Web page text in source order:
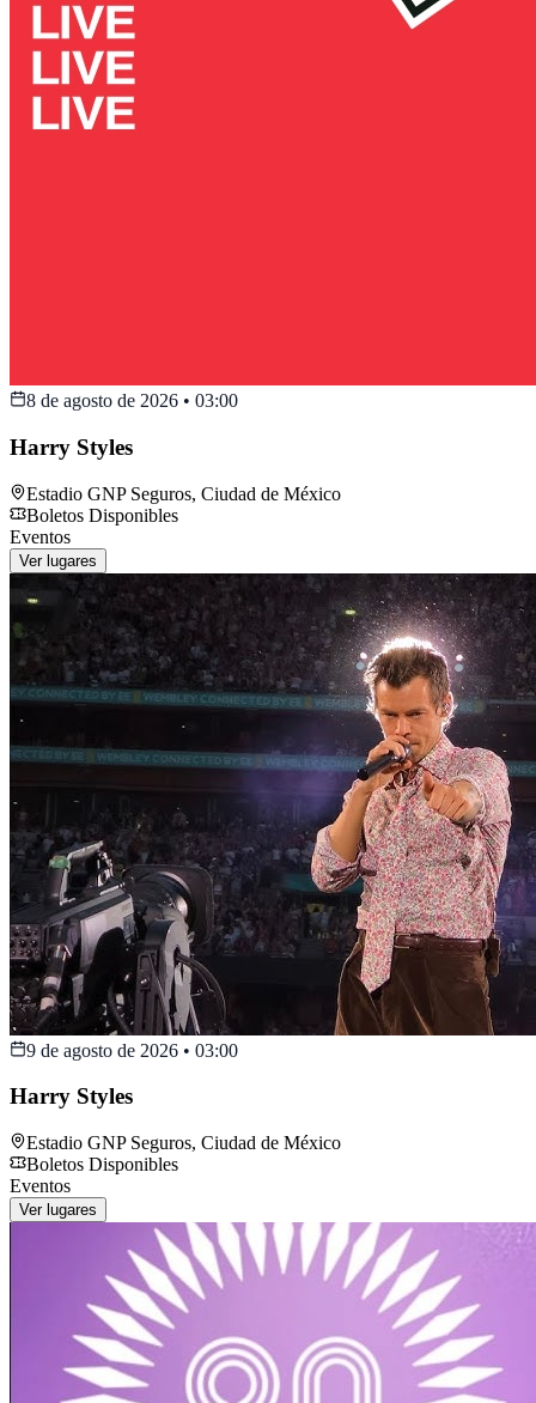
8 de agosto de 2026 • 03:00
Harry Styles
Estadio GNP Seguros, Ciudad de México
Boletos Disponibles
Eventos
Ver lugares
9 de agosto de 2026 • 03:00
Harry Styles
Estadio GNP Seguros, Ciudad de México
Boletos Disponibles
Eventos
Ver lugares